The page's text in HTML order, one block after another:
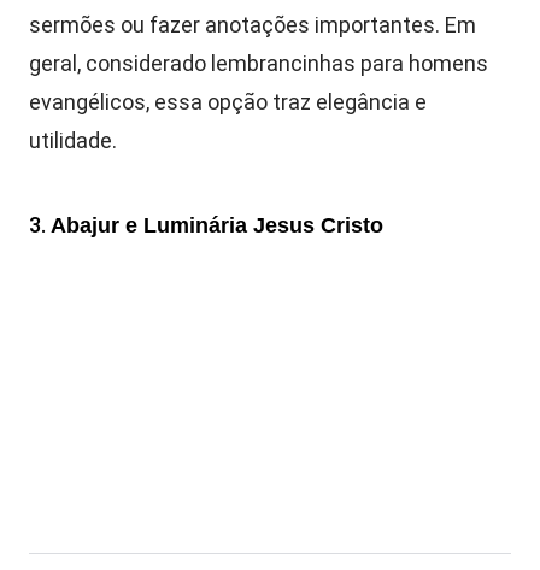
sermões ou fazer anotações importantes. Em
geral, considerado lembrancinhas para homens
evangélicos, essa opção traz elegância e
utilidade.
3. Abajur e Luminária Jesus Cristo